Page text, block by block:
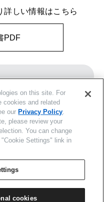
詳しい情報はこちら
PDF
イト
on this site. For
cookies and related
our Privacy Policy.
please review your
You can change
Settings" link in
cookies